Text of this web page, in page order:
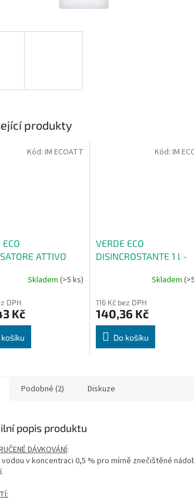
produkty
ATTIVO
s vůní citrusů
Skladem (>5 ks)
DPH
Kč
košíku
Kód: IM ECOATT
VERDE ECO
DISINCROSTANTE 1 l -
odstraňovač vodního
Skladem
116 Kč bez DPH
140,36 Kč
Do košíku
Kód: IM
Podobné (2) Diskuze
popis produktu
DÁVKOVÁNÍ:
v koncentraci 0,5 % pro mírně znečištěné